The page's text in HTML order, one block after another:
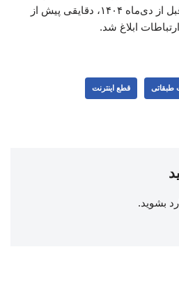
بازگشت اینترنت به وضعیت قبل از دی‌ماه ۱۴۰۴، دقایقی پیش از
ابلاغ شد.
طبقاتی قطع اینترنت
بشوید.